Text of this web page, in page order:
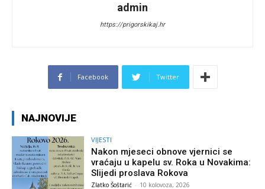
admin
https://prigorskikaj.hr
Facebook Twitter
NAJNOVIJE
VIJESTI
Nakon mjeseci obnove vjernici se
vraćaju u kapelu sv. Roka u Novakima:
Slijedi proslava Rokova
Zlatko Šoštarić - 10 kolovoza, 2026